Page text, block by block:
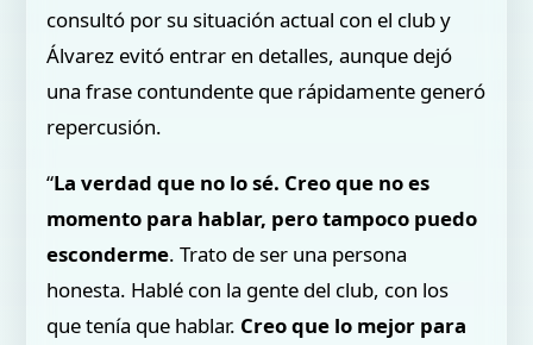
consultó por su situación actual con el club y
Álvarez evitó entrar en detalles, aunque dejó
una frase contundente que rápidamente generó
repercusión.
“La verdad que no lo sé. Creo que no es
momento para hablar, pero tampoco puedo
esconderme. Trato de ser una persona
honesta. Hablé con la gente del club, con los
que tenía que hablar. Creo que lo mejor para